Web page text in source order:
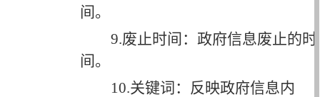
间。
9.废止时间：政府信息废止的时
间。
10.关键词：反映政府信息内